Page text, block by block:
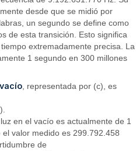
desde que se midió por
un segundo se define como
de esta transición. Esto significa
extremadamente precisa. La
1 segundo en 300 millones
, representada por (c), es
en el vacío es actualmente de 1
valor medido es 299.792.458
de